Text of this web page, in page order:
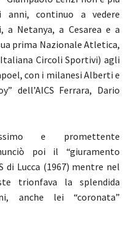
anni, continuo a vedere
Netanya, a Cesarea e a
prima Nazionale Atletica,
Italiana Circoli Sportivi) agli
con i milanesi Alberti e
dell’AICS Ferrara, Dario
e promettente
poi il “giuramento
di Lucca (1967) mentre nel
trionfava la splendida
anche lei “coronata”